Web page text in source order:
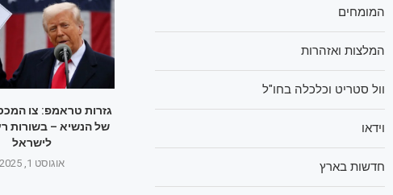
גזרות טראמפ: צו
של הנשיא – בשורות
לישראל
אוגוסט 1, 2025
המומחים
המלצות ואזהרות
וול סטריט וכלכלה בחו"ל
וידאו
חדשות בארץ